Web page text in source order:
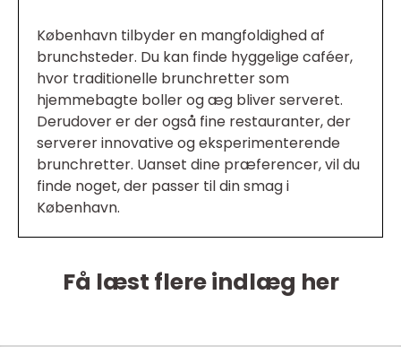
København tilbyder en mangfoldighed af
brunchsteder. Du kan finde hyggelige caféer,
hvor traditionelle brunchretter som
hjemmebagte boller og æg bliver serveret.
Derudover er der også fine restauranter, der
serverer innovative og eksperimenterende
brunchretter. Uanset dine præferencer, vil du
finde noget, der passer til din smag i
København.
Få læst flere indlæg her